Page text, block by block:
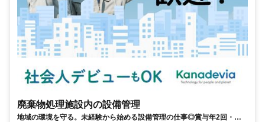
廃棄物処理施設内の設備管理
地域の環境を守る。未経験から始める設備管理の仕事◎賞与年2回・土